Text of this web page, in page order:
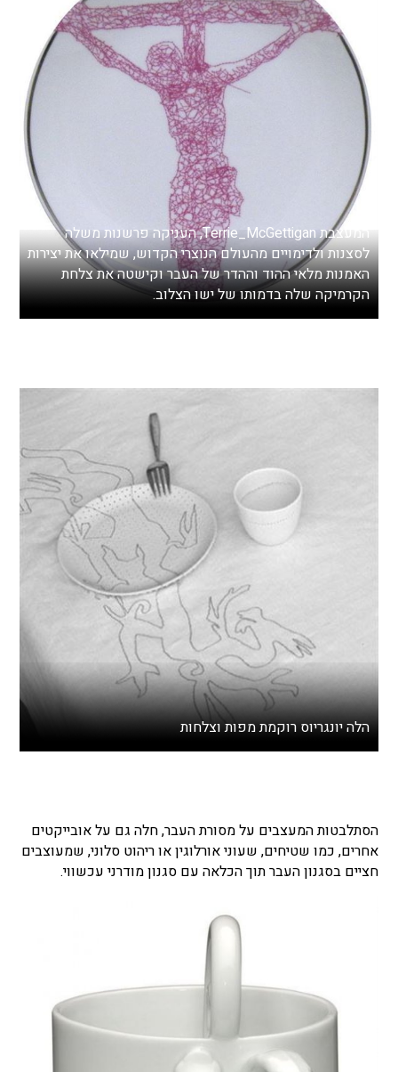
המעצבת Terrie_McGettigan, העניקה פרשנות משלה
לסצנות ולדימויים מהעולם הנוצרי הקדוש, שמילאו את יצירות
האמנות מלאי ההוד וההדר של העבר וקישטה את צלחת
הקרמיקה שלה בדמותו של ישו הצלוב.
הלה יונגריוס רוקמת מפות וצלחות
הסתלבטות המעצבים על מסורת העבר, חלה גם על אובייקטים
אחרים, כמו שטיחים, שעוני אורלוגין או ריהוט סלוני, שמעוצבים
חציים בסגנון העבר תוך הכלאה עם סגנון מודרני עכשווי.